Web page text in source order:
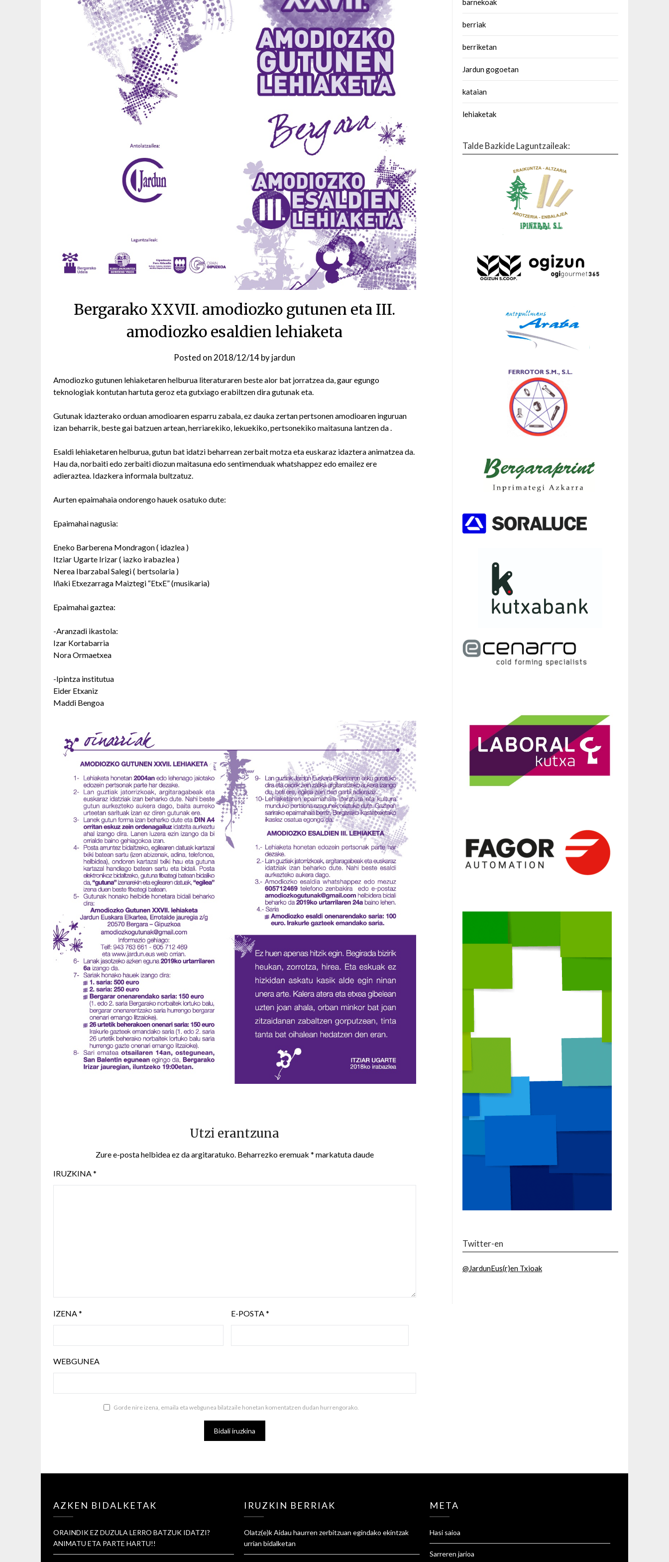
Bergarako XXVII. amodiozko gutunen eta III.
amodiozko esaldien lehiaketa
Posted on 2018/12/14byjardun
Amodiozko gutunen lehiaketaren helburua literaturaren beste alor bat jorratzea da, gaur egungo
teknologiak kontutan hartuta geroz eta gutxiago erabiltzen dira gutunak eta.
Gutunak idazterako orduan amodioaren esparru zabala, ez dauka zertan pertsonen amodioaren inguruan
izan beharrik, beste gai batzuen artean, herriarekiko, lekuekiko, pertsonekiko maitasuna lantzen da .
Esaldi lehiaketaren helburua, gutun bat idatzi beharrean zerbait motza eta euskaraz idaztera animatzea da.
Hau da, norbaiti edo zerbaiti diozun maitasuna edo sentimenduak whatshappez edo emailez ere
adieraztea. Idazkera informala bultzatuz.
Aurten epaimahaia ondorengo hauek osatuko dute:
Epaimahai nagusia:
Eneko Barberena Mondragon ( idazlea )
Itziar Ugarte Irizar ( iazko irabazlea )
Nerea Ibarzabal Salegi ( bertsolaria )
Iñaki Etxezarraga Maiztegi “EtxE” (musikaria)
Epaimahai gaztea:
-Aranzadi ikastola:
Izar Kortabarria
Nora Ormaetxea
-Ipintza institutua
Eider Etxaniz
Maddi Bengoa
Utzi erantzuna
Zure e-posta helbidea ez da argitaratuko. Beharrezko eremuak * markatuta daude
IRUZKINA *
IZENA * E-POSTA *
WEBGUNEA
Gorde nire izena, emaila eta webgunea bilatzaile honetan komentatzen dudan hurrengorako.
barnekoak
berriak
berriketan
Jardun gogoetan
kataian
lehiaketak
Talde Bazkide Laguntzaileak:
Twitter-en
@JardunEus(r)en Txioak
AZKEN BIDALKETAK
ORAINDIK EZ DUZULA LERRO BATZUK IDATZI?
ANIMATU ETA PARTE HARTU!!
IRUZKIN BERRIAK
Olatz(e)kAidau haurren zerbitzuan egindako ekintzak
urrian bidalketan
META
Hasi saioa
Sarreren jarioa